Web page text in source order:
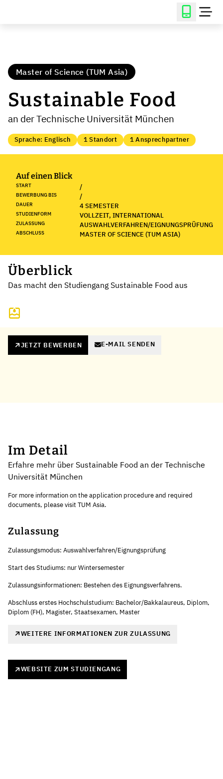
Master of Science (TUM Asia)
Sustainable Food
an der Technische Universität München
Sprache: Englisch 1 Standort 1 Ansprechpartner
Auf einen Blick
START /
BEWERBUNG BIS /
DAUER 4 SEMESTER
STUDIENFORM VOLLZEIT, INTERNATIONAL
ZULASSUNG AUSWAHLVERFAHREN/EIGNUNGSPRÜFUNG
ABSCHLUSS MASTER OF SCIENCE (TUM ASIA)
Überblick
Das macht den Studiengang Sustainable Food aus
JETZT BEWERBEN E-MAIL SENDEN
Im Detail
Erfahre mehr über Sustainable Food an der Technische
Universität München
For more information on the application procedure and required
documents, please visit TUM Asia.
Zulassung
Zulassungsmodus: Auswahlverfahren/Eignungsprüfung
Start des Studiums: nur Wintersemester
Zulassungsinformationen: Bestehen des Eignungsverfahrens.
Abschluss erstes Hochschulstudium: Bachelor/Bakkalaureus, Diplom,
Diplom (FH), Magister, Staatsexamen, Master
WEITERE INFORMATIONEN ZUR ZULASSUNG
WEBSITE ZUM STUDIENGANG